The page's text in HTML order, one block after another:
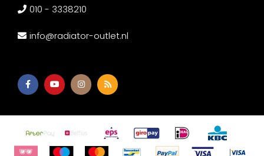
010 - 3338210
info@radiator-outlet.nl